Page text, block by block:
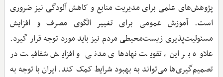
پژوهش‌های علمی برای مدیریت منابع و کاهش آلودگی نیز ضروری
است. آموزش عمومی برای تغییر الگوی مصرف و افزایش
مسئولیت‌پذیری زیست‌محیطی مردم نیز باید مورد توجه قرار گیرد.
علاوه بر این، تقویت نهادهای مدنی و افزایش شفافیت در
تصمیم‌گیری‌ها می‌تواند به بهبود شرایط کمک کند. ایران با توجه به